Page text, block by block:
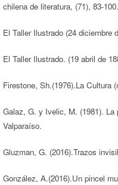
chilena de literatura, (71), 83-100.
El Taller Ilustrado (24 diciembre
El Taller Ilustrado. (19 abril de
Firestone, Sh.(1976).La Cultura
Galaz, G. y Ivelic, M. (1981).
Valparaíso.
Gluzman, G. (2016).Trazos
González, A.(2016).Un pincel